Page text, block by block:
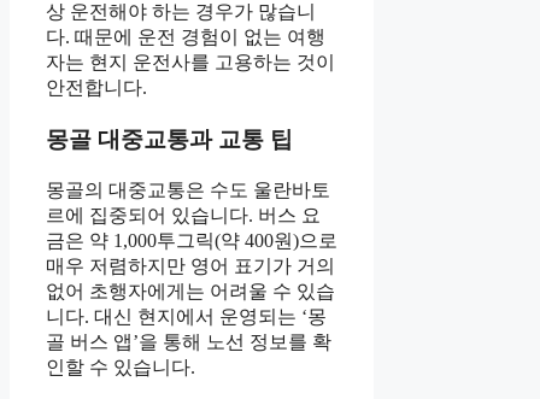
상 운전해야 하는 경우가 많습니
다. 때문에 운전 경험이 없는 여행
자는 현지 운전사를 고용하는 것이
안전합니다.
몽골 대중교통과 교통 팁
몽골의 대중교통은 수도 울란바토
르에 집중되어 있습니다. 버스 요
금은 약 1,000투그릭(약 400원)으로
매우 저렴하지만 영어 표기가 거의
없어 초행자에게는 어려울 수 있습
니다. 대신 현지에서 운영되는 ‘몽
골 버스 앱’을 통해 노선 정보를 확
인할 수 있습니다.